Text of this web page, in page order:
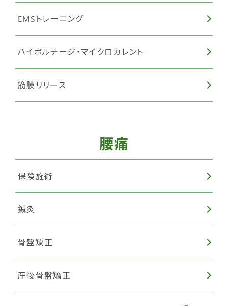
EMSトレーニング
ハイボルテージ・マイクロカレント
筋膜リリース
腰痛
保険施術
鍼灸
骨盤矯正
産後骨盤矯正